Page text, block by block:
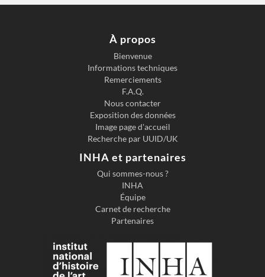
À propos
Bienvenue
Informations techniques
Remerciements
F.A.Q.
Nous contacter
Exposition des données
Image page d'accueil
Recherche par UUID/UK
INHA et partenaires
Qui sommes-nous ?
INHA
Équipe
Carnet de recherche
Partenaires